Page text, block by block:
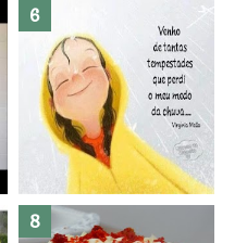
Haters, como surgiram?